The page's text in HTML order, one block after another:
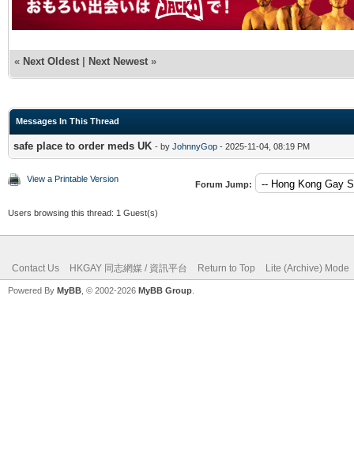
« Next Oldest | Next Newest »
Messages In This Thread
safe place to order meds UK - by JohnnyGop - 2025-11-04, 08:19 PM
View a Printable Version
Forum Jump:
Users browsing this thread: 1 Guest(s)
Contact Us HKGAY 同志網媒 / 資訊平台 Return to Top Lite (Archive) Mode
Powered By MyBB , © 2002-2026 MyBB Group